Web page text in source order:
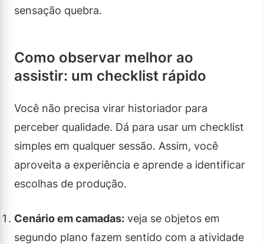
sensação quebra.
Como observar melhor ao
assistir: um checklist rápido
Você não precisa virar historiador para
perceber qualidade. Dá para usar um checklist
simples em qualquer sessão. Assim, você
aproveita a experiência e aprende a identificar
escolhas de produção.
Cenário em camadas: veja se objetos em
segundo plano fazem sentido com a atividade